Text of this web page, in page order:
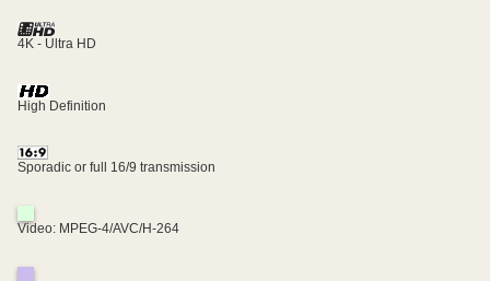
4K - Ultra HD
High Definition
Sporadic or full 16/9 transmission
Video: MPEG-4/AVC/H-264